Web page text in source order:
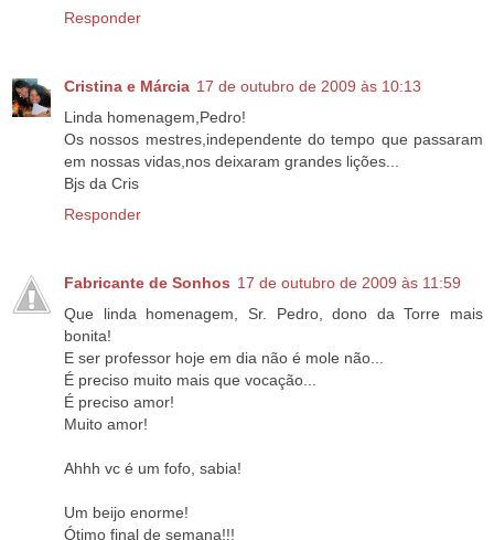
Responder
Cristina e Márcia 17 de outubro de 2009 às 10:13
Linda homenagem,Pedro!
Os nossos mestres,independente do tempo que passaram
em nossas vidas,nos deixaram grandes lições...
Bjs da Cris
Responder
Fabricante de Sonhos 17 de outubro de 2009 às 11:59
Que linda homenagem, Sr. Pedro, dono da Torre mais
bonita!
E ser professor hoje em dia não é mole não...
É preciso muito mais que vocação...
É preciso amor!
Muito amor!
Ahhh vc é um fofo, sabia!
Um beijo enorme!
Ótimo final de semana!!!